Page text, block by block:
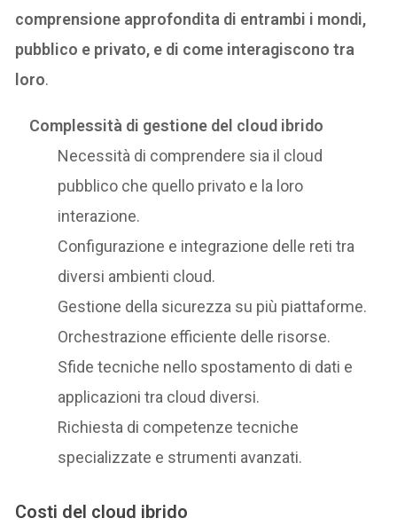
comprensione approfondita di entrambi i mondi,
pubblico e privato, e di come interagiscono tra
loro.
Complessità di gestione del cloud ibrido
Necessità di comprendere sia il cloud
pubblico che quello privato e la loro
interazione.
Configurazione e integrazione delle reti tra
diversi ambienti cloud.
Gestione della sicurezza su più piattaforme.
Orchestrazione efficiente delle risorse.
Sfide tecniche nello spostamento di dati e
applicazioni tra cloud diversi.
Richiesta di competenze tecniche
specializzate e strumenti avanzati.
Costi del cloud ibrido